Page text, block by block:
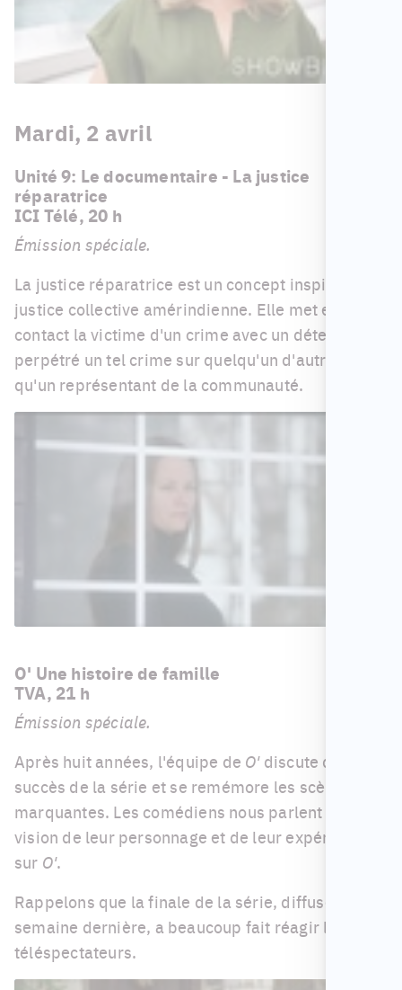
Mardi, 2 avril
Unité 9: Le documentaire - La justice
réparatrice
ICI Télé, 20 h
Émission spéciale.
La justice réparatrice est un concept inspiré de la
justice collective amérindienne. Elle met en
contact la victime d'un crime avec un détenu qui a
perpétré un tel crime sur quelqu'un d'autre, ainsi
qu'un représentant de la communauté.
O' Une histoire de famille
TVA, 21 h
Émission spéciale.
Après huit années, l'équipe de O'discute du
succès de la série et se remémore les scènes
marquantes. Les comédiens nous parlent de la
vision de leur personnage et de leur expérience
sur O'.
Rappelons que la finale de la série, diffusée la
semaine dernière, a beaucoup fait réagir les
téléspectateurs.